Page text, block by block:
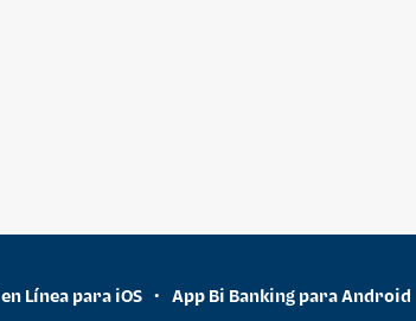
Línea para iOS • App Bi Banking para Android